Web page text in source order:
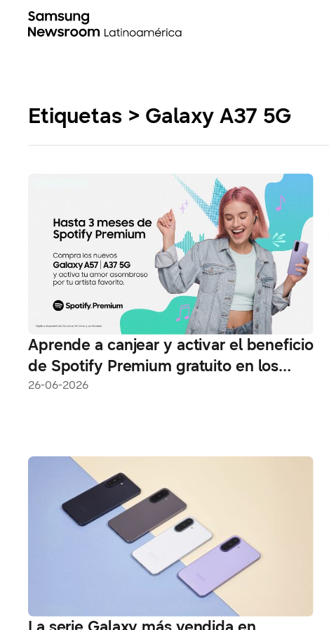
Etiquetas > Galaxy A37 5G
Aprende a canjear y activar el beneficio
de Spotify Premium gratuito en los
nuevos modelos de la serie Galaxy A
26-06-2026